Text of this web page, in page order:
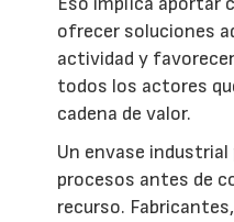
ofrecer soluciones
actividad y
todos los actores
cadena de valor.
Un envase
procesos antes de
recurso.